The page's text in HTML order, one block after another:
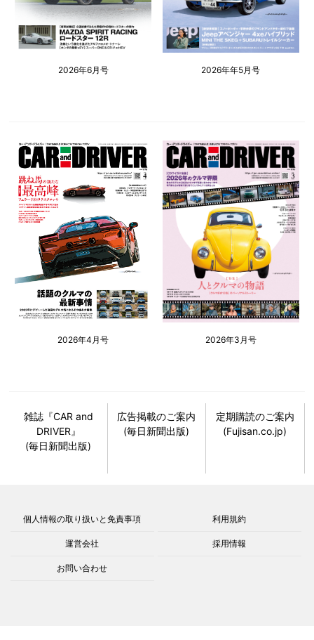
2026年6月号 2026年年5月号
2026年4月号 2026年3月号
雑誌『CAR and
DRIVER』
(毎日新聞出版)
広告掲載のご案内
(毎日新聞出版)
定期購読のご案内
(Fujisan.co.jp)
個人情報の取り扱いと免責事項 利用規約
運営会社 採用情報
お問い合わせ